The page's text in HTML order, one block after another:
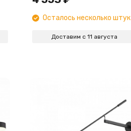
Осталось несколько штук
Доставим с 11 августа